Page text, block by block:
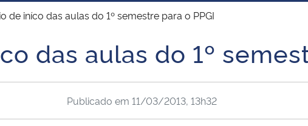
Desenvolvimento Regional
União
Advocacia-Geral da União Banco Central do Brasil
de iníco das aulas do 1º semestre para o PPGI
das aulas do 1º
Publicado em 11/03/2013, 13h32